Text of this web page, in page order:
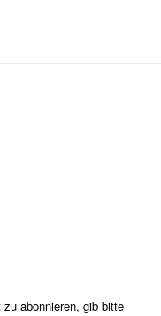
abon­nieren, gib bitte